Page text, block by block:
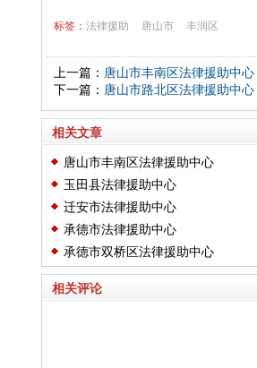
标签： 法律援助 唐山市
丰润区
上一篇： 唐山市丰南区法律援助中心
下一篇： 唐山市路北区法律援助中心
相关文章
唐山市丰南区法律援助中心
玉田县法律援助中心
迁安市法律援助中心
承德市法律援助中心
承德市双桥区法律援助中心
相关评论